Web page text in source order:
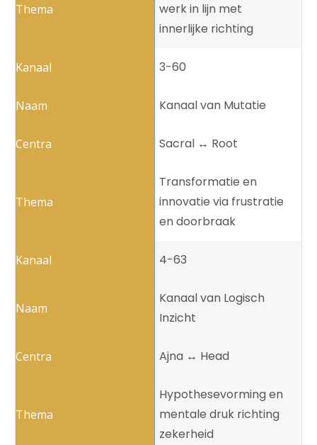
werk in lijn met
innerlijke richting
3-60
Kanaal van Mutatie
Sacral ↔️ Root
Transformatie en
innovatie via frustratie
en doorbraak
4-63
Kanaal van Logisch
Inzicht
Ajna ↔️ Head
Hypothesevorming en
mentale druk richting
zekerheid